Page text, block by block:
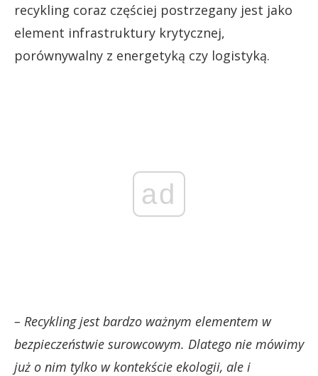
recykling coraz częściej postrzegany jest jako
element infrastruktury krytycznej,
porównywalny z energetyką czy logistyką.
ad
– Recykling jest bardzo ważnym elementem w
bezpieczeństwie surowcowym. Dlatego nie mówimy
już o nim tylko w kontekście ekologii, ale i